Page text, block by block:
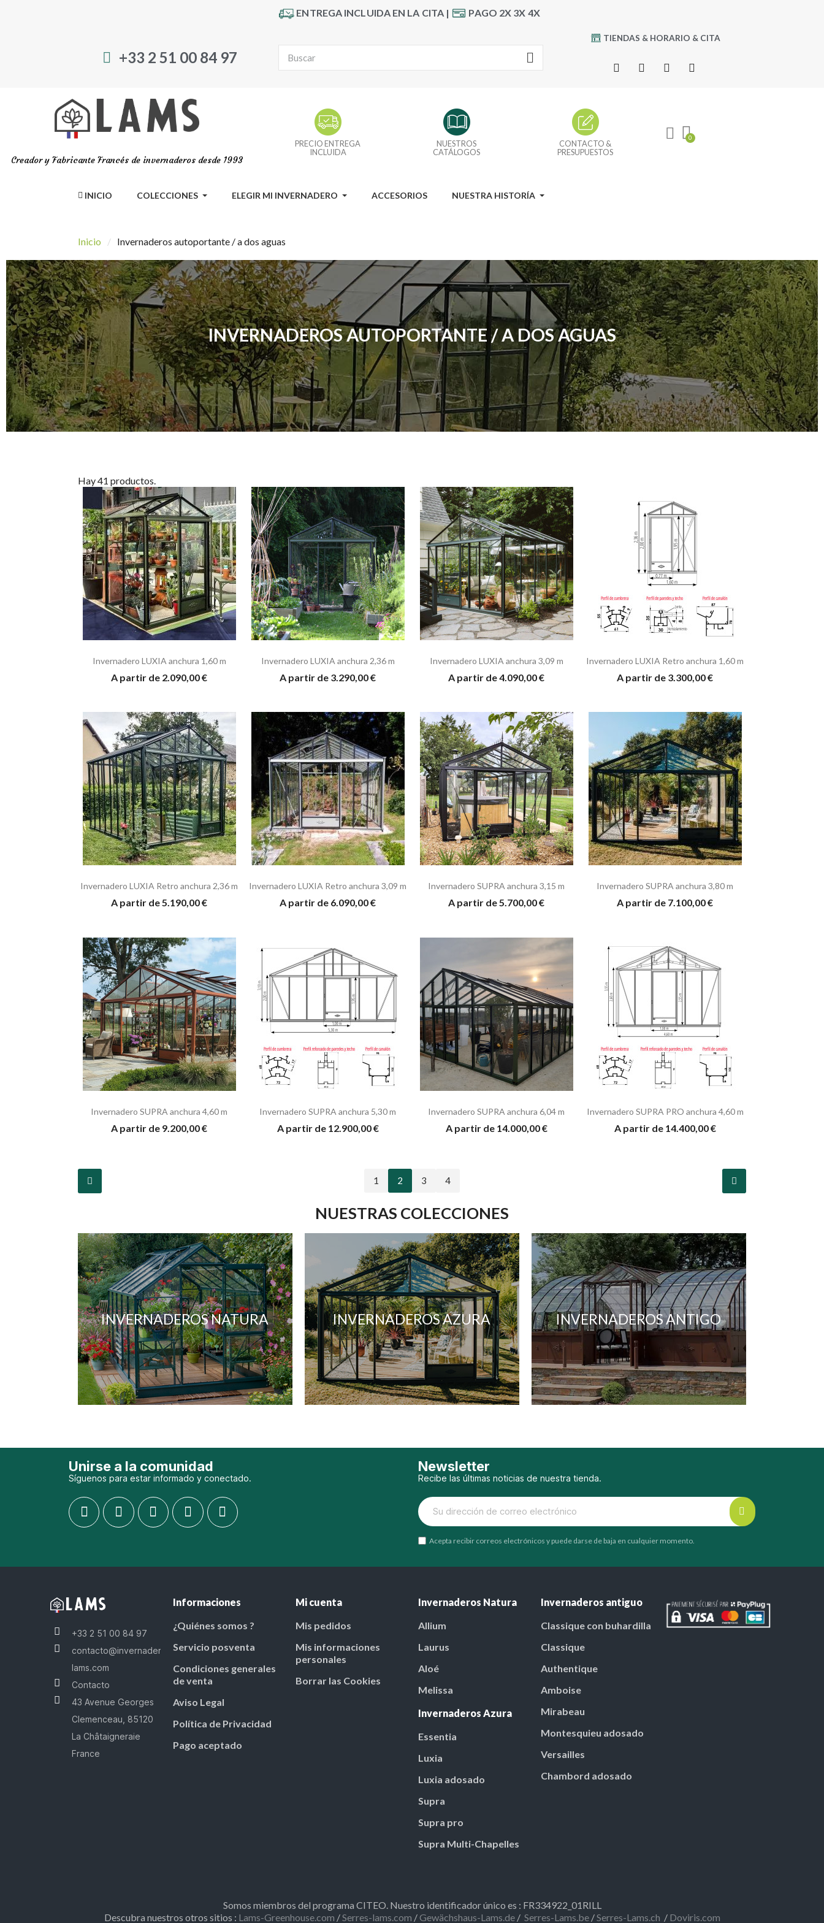
ENTREGA INCLUIDA EN LA CITA | PAGO 2X 3X 4X
+33 2 51 00 84 97
TIENDAS & HORARIO & CITA
Creador y Fabricante Francés de invernaderos desde 1993
PRECIO ENTREGA
INCLUIDA
NUESTROS
CATÁLOGOS
CONTACTO &
PRESUPUESTOS
INICIO COLECCIONES ELEGIR MI INVERNADERO ACCESORIOS NUESTRA HISTORÍA
Inicio Invernaderos autoportante / a dos aguas
INVERNADEROS AUTOPORTANTE / A DOS AGUAS
Hay 41 productos.
Invernadero LUXIA anchura 1,60 m
A partir de 2.090,00 €
Invernadero LUXIA anchura 2,36 m
A partir de 3.290,00 €
Invernadero LUXIA anchura 3,09 m
A partir de 4.090,00 €
Invernadero LUXIA Retro anchura 1,60 m
A partir de 3.300,00 €
Invernadero LUXIA Retro anchura 2,36 m
A partir de 5.190,00 €
Invernadero LUXIA Retro anchura 3,09 m
A partir de 6.090,00 €
Invernadero SUPRA anchura 3,15 m
A partir de 5.700,00 €
Invernadero SUPRA anchura 3,80 m
A partir de 7.100,00 €
Invernadero SUPRA anchura 4,60 m
A partir de 9.200,00 €
Invernadero SUPRA anchura 5,30 m
A partir de 12.900,00 €
Invernadero SUPRA anchura 6,04 m
A partir de 14.000,00 €
Invernadero SUPRA PRO anchura 4,60 m
A partir de 14.400,00 €
1 2 3 4
NUESTRAS COLECCIONES
INVERNADEROS NATURA INVERNADEROS AZURA INVERNADEROS ANTIGO
Unirse a la comunidad
Síguenos para estar informado y conectado.
Newsletter
Recibe las últimas noticias de nuestra tienda.
Acepta recibir correos electrónicos y puede darse de baja en cualquier momento.
+33 2 51 00 84 97
contacto@invernaderos-
lams.com
Contacto
43 Avenue Georges
Clemenceau, 85120
La Châtaigneraie
France
Informaciones
¿Quiénes somos ?
Servicio posventa
Condiciones generales
de venta
Aviso Legal
Política de Privacidad
Pago aceptado
Mi cuenta
Mis pedidos
Mis informaciones
personales
Borrar las Cookies
Invernaderos Natura
Allium
Laurus
Aloé
Melissa
Invernaderos Azura
Essentia
Luxia
Luxia adosado
Supra
Supra pro
Supra Multi-Chapelles
Invernaderos antiguo
Classique con buhardilla
Classique
Authentique
Amboise
Mirabeau
Montesquieu adosado
Versailles
Chambord adosado
Somos miembros del programa CITEO. Nuestro identificador único es : FR334922_01RILL
Descubra nuestros otros sitios : Lams-Greenhouse.com /Serres-lams.com /Gewächshaus-Lams.de/ Serres-Lams.be/Serres-Lams.ch / Doviris.com